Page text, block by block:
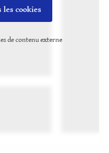
les cookies
de contenu externe